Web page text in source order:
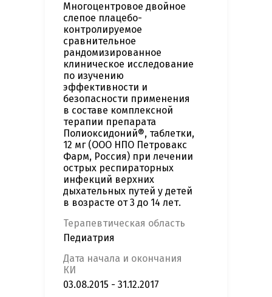
Многоцентровое двойное
слепое плацебо-
контролируемое
сравнительное
рандомизированное
клиническое исследование
по изучению
эффективности и
безопасности применения
в составе комплексной
терапии препарата
Полиоксидоний®, таблетки,
12 мг (ООО НПО Петровакс
Фарм, Россия) при лечении
острых респираторных
инфекций верхних
дыхательных путей у детей
в возрасте от 3 до 14 лет.
Терапевтическая область
Педиатрия
Дата начала и окончания
КИ
03.08.2015 - 31.12.2017